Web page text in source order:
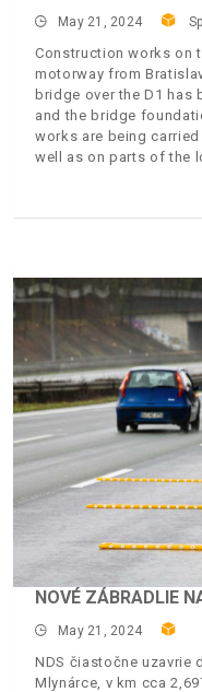
May 21, 2024
Construction works on
motorway from
bridge over the D1 has
and the bridge
works are being
well as on parts of the
NOVÉ ZÁBRADLIE
May 21, 2024
NDS čiastočne uzavrie
Mlynárce, v km cca